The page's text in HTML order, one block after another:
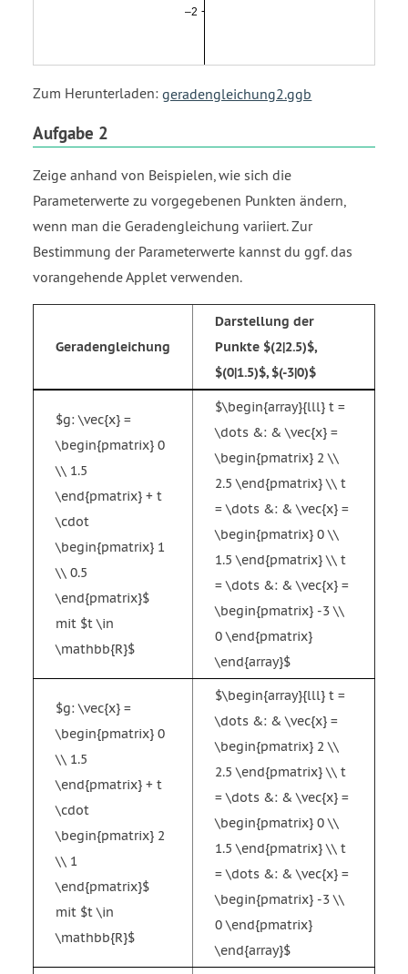
under
1
},
{
0.5
}}
equals
{{
2
},
Zum Herunterladen: geradengleichung2.ggb
Aufgabe 2
Zeige anhand von Beispielen, wie sich die
Parameterwerte zu vorgegebenen Punkten ändern,
wenn man die Geradengleichung variiert. Zur
Bestimmung der Parameterwerte kannst du ggf. das
vorangehende Applet verwenden.
Geradengleichung
Darstellung der
Punkte $(2|2.5)$,
$(0|1.5)$, $(-3|0)$
$g: \vec{x} =
\begin{pmatrix} 0
\\ 1.5
\end{pmatrix} + t
\cdot
\begin{pmatrix} 1
\\ 0.5
\end{pmatrix}$
mit $t \in
\mathbb{R}$
$\begin{array}{lll} t =
\dots &: & \vec{x} =
\begin{pmatrix} 2 \\
2.5 \end{pmatrix} \\ t
= \dots &: & \vec{x} =
\begin{pmatrix} 0 \\
1.5 \end{pmatrix} \\ t
= \dots &: & \vec{x} =
\begin{pmatrix} -3 \\
0 \end{pmatrix}
\end{array}$
$g: \vec{x} =
\begin{pmatrix} 0
\\ 1.5
\end{pmatrix} + t
\cdot
\begin{pmatrix} 2
\\ 1
\end{pmatrix}$
mit $t \in
\mathbb{R}$
$\begin{array}{lll} t =
\dots &: & \vec{x} =
\begin{pmatrix} 2 \\
2.5 \end{pmatrix} \\ t
= \dots &: & \vec{x} =
\begin{pmatrix} 0 \\
1.5 \end{pmatrix} \\ t
= \dots &: & \vec{x} =
\begin{pmatrix} -3 \\
0 \end{pmatrix}
\end{array}$